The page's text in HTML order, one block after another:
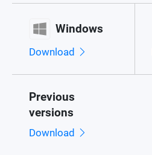
Windows
Download
Previous
versions
Download